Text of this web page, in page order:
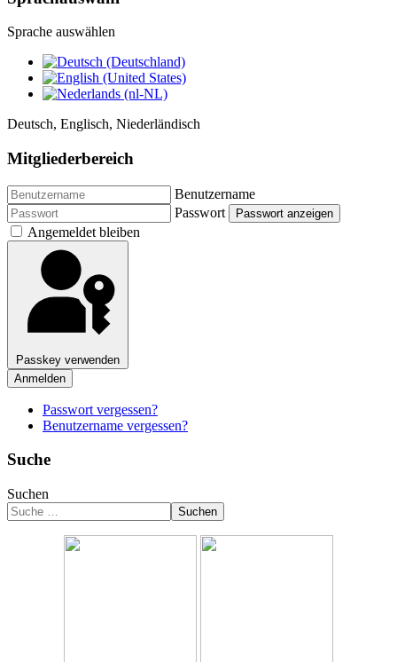
Sprache auswählen
Deutsch, Englisch, Niederländisch
Mitgliederbereich
Benutzername
Passwort
Passwort anzeigen
Angemeldet bleiben
Passkey verwenden
Anmelden
Passwort vergessen?
Benutzername vergessen?
Suche
Suchen
Suchen